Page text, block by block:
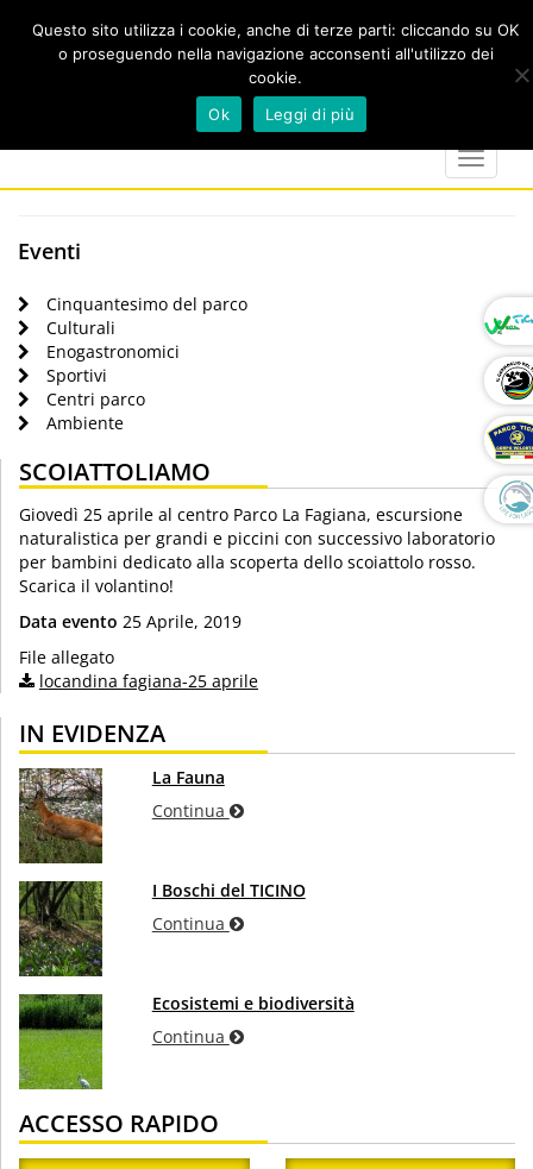
marker
calendar
Toggle
Eventi
Cinquantesimo del parco
Culturali
Enogastronomici
Sportivi
Centri parco
Ambiente
SCOIATTOLIAMO
Giovedì 25 aprile al centro Parco La Fagiana, escursione
naturalistica per grandi e piccini con successivo laboratorio
per bambini dedicato alla scoperta dello scoiattolo rosso.
Scarica il volantino!
Data evento 25 Aprile, 2019
File allegato
locandina fagiana-25 aprile
IN EVIDENZA
La Fauna
Continua
I Boschi del TICINO
Continua
Ecosistemi e biodiversità
Continua
ACCESSO RAPIDO
Questo sito utilizza i cookie, anche di terze parti: cliccando su OK
o proseguendo nella navigazione acconsenti all'utilizzo dei
cookie.
Ok
Leggi di più